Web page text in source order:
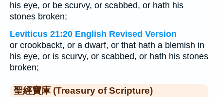
his eye, or be scurvy, or scabbed, or hath his
stones broken;
Leviticus 21:20 English Revised Version
or crookbackt, or a dwarf, or that hath a blemish in
his eye, or is scurvy, or scabbed, or hath his stones
broken;
聖經寶庫 (Treasury of Scripture)